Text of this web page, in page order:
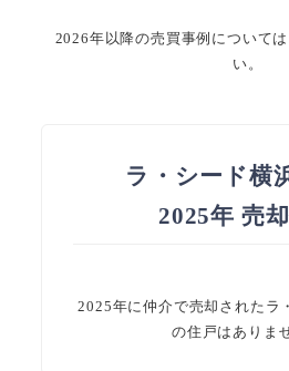
2026年以降の売買事例について
い。
ラ・シード横
2025年 売
2025年に仲介で売却されたラ
の住戸はありま